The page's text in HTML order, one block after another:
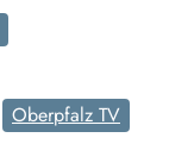
Oberpfalz TV